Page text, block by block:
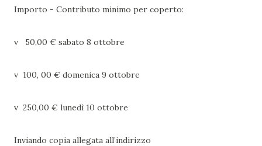
Importo - Contributo minimo per coperto:
v 50,00 € sabato 8 ottobre
v 100, 00 € domenica 9 ottobre
v 250,00 € lunedì 10 ottobre
Inviando copia allegata all’indirizzo